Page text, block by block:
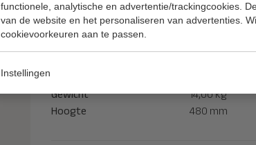
functionele, analytische en advertentie/trackingcookies.
van de website en het personaliseren van advertenties.
cookievoorkeuren aan te passen.
Instellingen
Inhoud
9 liter
NEN normering
NEN 2559
Brandklasse
Gewicht
14,00 kg
Hoogte
480 mm